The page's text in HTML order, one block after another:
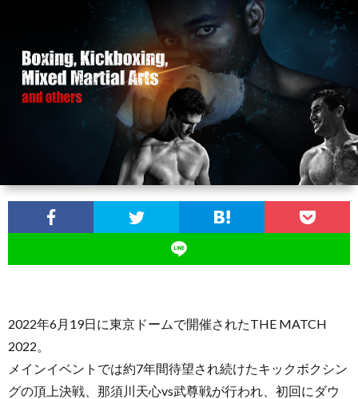
ナ
プ
グ
戦
ン
ド
ラ
マ
ラ
ー
ー
2022年6月19日に東京ドームで開催されたTHE MATCH
2022。
メインイベントでは約7年間待望され続けたキックボクシン
グの頂上決戦、那須川天心vs武尊戦が行われ、初回にダウ